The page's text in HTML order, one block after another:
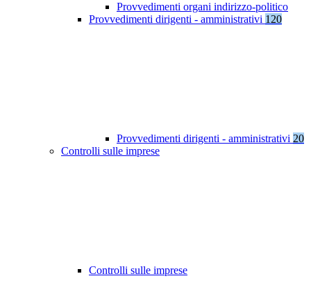
Provvedimenti organi indirizzo-politico
Provvedimenti dirigenti - amministrativi 120
Provvedimenti dirigenti - amministrativi 20
Controlli sulle imprese
Controlli sulle imprese